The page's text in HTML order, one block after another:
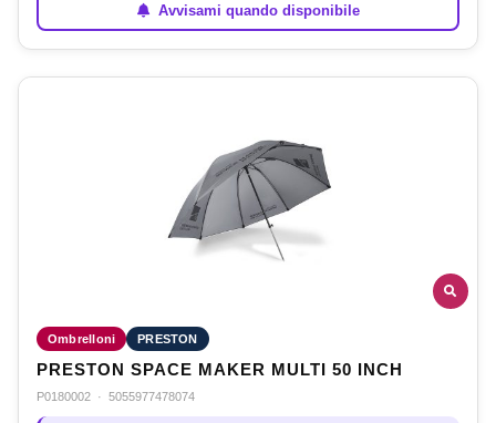
Avvisami quando disponibile
Ombrelloni PRESTON
PRESTON SPACE MAKER MULTI 50 INCH
P0180002 · 5055977478074